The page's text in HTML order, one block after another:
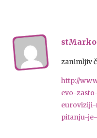
stMarko
zanimljiv
http://
evo-
pitanju-